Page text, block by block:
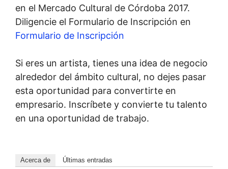
en el Mercado Cultural de Córdoba 2017.
Diligencie el Formulario de Inscripción en
Formulario de Inscripción
Si eres un artista, tienes una idea de negocio
alrededor del ámbito cultural, no dejes pasar
esta oportunidad para convertirte en
empresario. Inscríbete y convierte tu talento
en una oportunidad de trabajo.
Acerca de Últimas entradas